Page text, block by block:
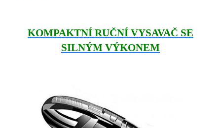
KOMPAKTNÍ RUČNÍ VYSAVAČ SE
SILNÝM VÝKONEM